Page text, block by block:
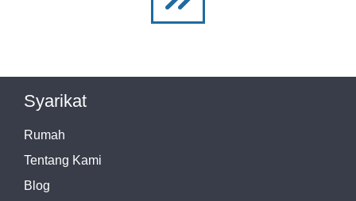
Syarikat
Rumah
Tentang Kami
Blog